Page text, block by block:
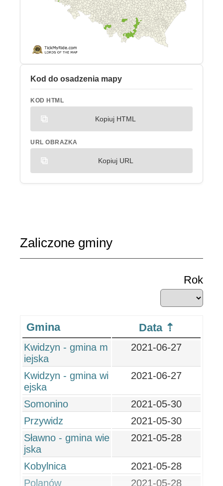
Kod do osadzenia mapy
KOD HTML
Kopiuj HTML
URL OBRAZKA
Kopiuj URL
Zaliczone gminy
Rok
Gmina Data
Kwidzyn - gmina m
iejska
2021-06-27
Kwidzyn - gmina wi
ejska
2021-06-27
Somonino
2021-05-30
Przywidz
2021-05-30
Sławno - gmina wie
jska
2021-05-28
Kobylnica
2021-05-28
Polanów
2021-05-28